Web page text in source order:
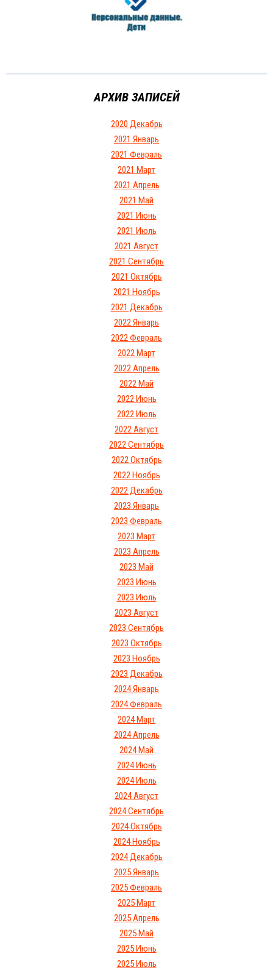
АРХИВ ЗАПИСЕЙ
2020 Декабрь
2021 Январь
2021 Февраль
2021 Март
2021 Апрель
2021 Май
2021 Июнь
2021 Июль
2021 Август
2021 Сентябрь
2021 Октябрь
2021 Ноябрь
2021 Декабрь
2022 Январь
2022 Февраль
2022 Март
2022 Апрель
2022 Май
2022 Июнь
2022 Июль
2022 Август
2022 Сентябрь
2022 Октябрь
2022 Ноябрь
2022 Декабрь
2023 Январь
2023 Февраль
2023 Март
2023 Апрель
2023 Май
2023 Июнь
2023 Июль
2023 Август
2023 Сентябрь
2023 Октябрь
2023 Ноябрь
2023 Декабрь
2024 Январь
2024 Февраль
2024 Март
2024 Апрель
2024 Май
2024 Июнь
2024 Июль
2024 Август
2024 Сентябрь
2024 Октябрь
2024 Ноябрь
2024 Декабрь
2025 Январь
2025 Февраль
2025 Март
2025 Апрель
2025 Май
2025 Июнь
2025 Июль